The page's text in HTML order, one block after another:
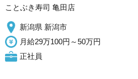
ことぶき寿司 亀田店
新潟県 新潟市
月給29万100円～50万円
正社員